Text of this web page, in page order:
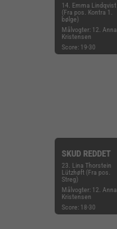
14. Emma Lindqvist
(Fra pos. Kontra 1.
bølge)
Målvogter: 12. Anna
Kristensen
Score: 19-30
SKUD REDDET
23. Lina Thorstein
Lützhøft (Fra pos.
Streg)
Målvogter: 12. Anna
Kristensen
Score: 18-30